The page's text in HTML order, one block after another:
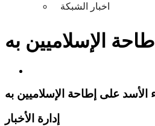
اخبار الشبكة
الإسلاميين به
على إطاحة الإسلاميين به
إدارة الأخبار